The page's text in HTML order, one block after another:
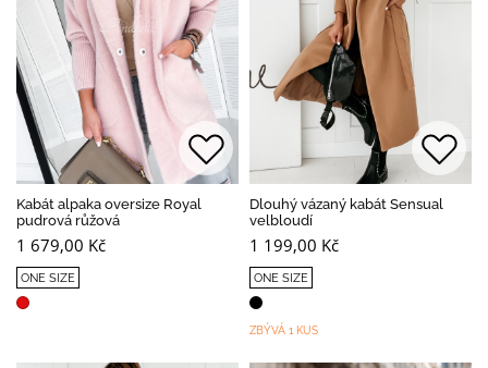
Kabát alpaka oversize Royal
pudrová růžová
1 679,00 Kč
ONE SIZE
Dlouhý vázaný kabát Sensual
velbloudí
1 199,00 Kč
ONE SIZE
ZBÝVÁ 1 KUS